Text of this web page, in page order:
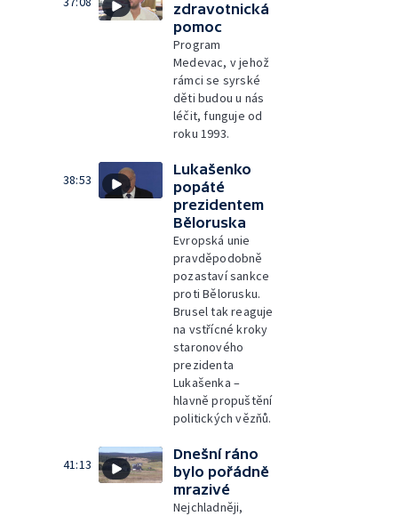
zdravotnická
pomoc
Program
Medevac, v jehož
rámci se syrské
děti budou u nás
léčit, funguje od
roku 1993.
38:53
Lukašenko
popáté
prezidentem
Běloruska
Evropská unie
pravděpodobně
pozastaví sankce
proti Bělorusku.
Brusel tak reaguje
na vstřícné kroky
staronového
prezidenta
Lukašenka –
hlavně propuštění
politických vězňů.
41:13
Dnešní ráno
bylo pořádně
mrazivé
Nejchladněji,